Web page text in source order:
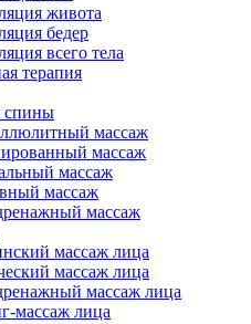
живота
бедер
всего тела
терапия
спины
массаж
массаж
массаж
массаж
массаж
массаж лица
массаж лица
массаж лица
массаж лица